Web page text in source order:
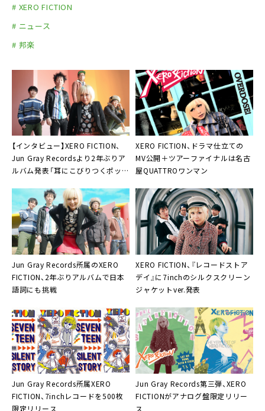
# XERO FICTION
# ニュース
# 邦楽
【インタビュー】XERO FICTION、
Jun Gray Recordsより2年ぶりア
ルバム発表「耳にこびりつくポッ
XERO FICTION、ドラマ仕立ての
MV公開＋ツアーファイナルは名古
屋QUATTROワンマン
Jun Gray Records所属のXERO
FICTION、2年ぶりアルバムで日本
語詞にも挑戦
XERO FICTION、『レコードストア
デイ』に7inchのシルクスクリーン
ジャケットver.発表
Jun Gray Records所属XERO
FICTION、7inchレコードを500枚
限定リリース
Jun Gray Records第三弾、 XERO
FICTIONがアナログ盤限定リリー
ス